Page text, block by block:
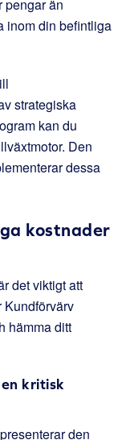
pengar än
inom din befintliga
strategiska
kan du
Den
dessa
kostnader
det viktigt att
Kundförvärv
hämma ditt
kritisk
den